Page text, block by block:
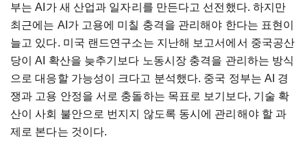
부는 AI가 새 산업과 일자리를 만든다고 선전했다. 하지만
최근에는 AI가 고용에 미칠 충격을 관리해야 한다는 표현이
늘고 있다. 미국 랜드연구소는 지난해 보고서에서 중국공산
당이 AI 확산을 늦추기보다 노동시장 충격을 관리하는 방식
으로 대응할 가능성이 크다고 분석했다. 중국 정부는 AI 경
쟁과 고용 안정을 서로 충돌하는 목표로 보기보다, 기술 확
산이 사회 불안으로 번지지 않도록 동시에 관리해야 할 과
제로 본다는 것이다.